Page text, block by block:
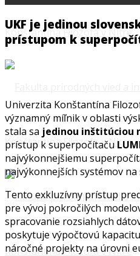
UKF je jedinou
prístupom k
Univerzita Konštantína
významný míľnik v oblasti
stala sa jedinou inštitúciou
prístup k superpočítaču
najvýkonnejšiemu
najvýkonnejších systémov na
Tento exkluzívny prístup
pre vývoj pokročilých
spracovanie rozsiahlych
poskytuje výpočtovú
náročné projekty na úrovni